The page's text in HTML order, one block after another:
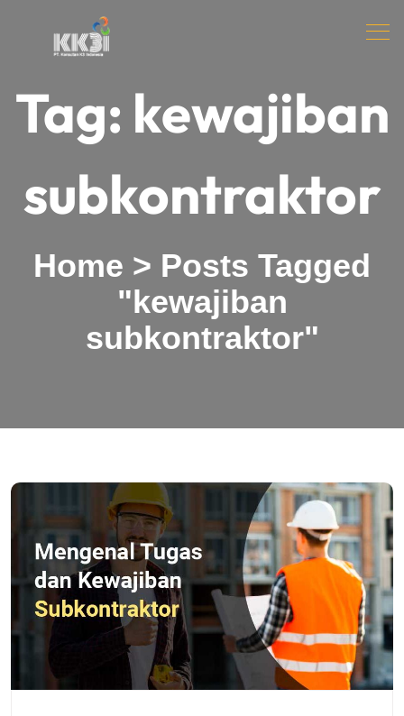
Tag: kewajiban
subkontraktor
Home > Posts Tagged
"kewajiban
subkontraktor"